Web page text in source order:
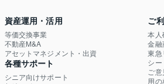
資産運用・活用
等価交換事業
不動産M&A
アセットマネジメント・出資
各種サポート
シニア向けサポート
ご
本人
金融
東急
シー
ご
用の